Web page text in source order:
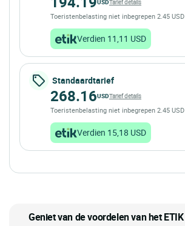
Toeristenbelasting niet inbegrepen 2.45 USD
Verdien 11,11 USD
Standaardtarief
268.16USDTarief details
Toeristenbelasting niet inbegrepen 2.45 USD
Verdien 15,18 USD
Geniet van de voordelen van het ETIK